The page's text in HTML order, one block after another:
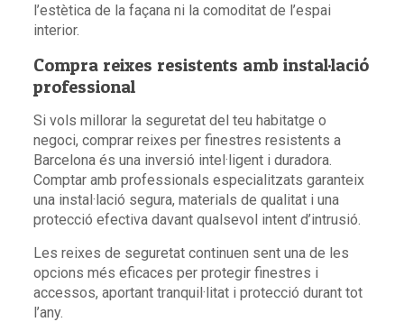
l’estètica de la façana ni la comoditat de l’espai
interior.
Compra reixes resistents amb instal·lació
professional
Si vols millorar la seguretat del teu habitatge o
negoci, comprar reixes per finestres resistents a
Barcelona és una inversió intel·ligent i duradora.
Comptar amb professionals especialitzats garanteix
una instal·lació segura, materials de qualitat i una
protecció efectiva davant qualsevol intent d’intrusió.
Les reixes de seguretat continuen sent una de les
opcions més eficaces per protegir finestres i
accessos, aportant tranquil·litat i protecció durant tot
l’any.